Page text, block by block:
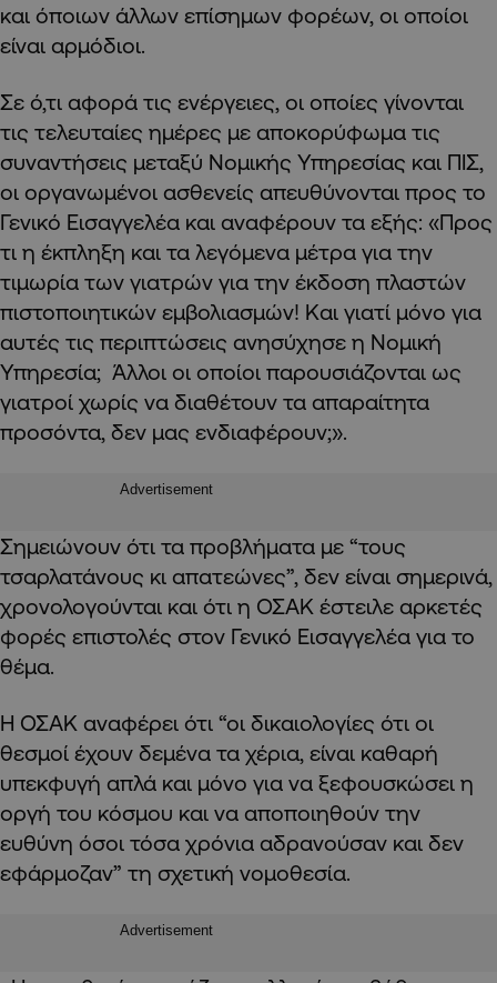
και όποιων άλλων επίσημων φορέων, οι οποίοι
είναι αρμόδιοι.
Σε ό,τι αφορά τις ενέργειες, οι οποίες γίνονται
τις τελευταίες ημέρες με αποκορύφωμα τις
συναντήσεις μεταξύ Νομικής Υπηρεσίας και ΠΙΣ,
οι οργανωμένοι ασθενείς απευθύνονται προς το
Γενικό Εισαγγελέα και αναφέρουν τα εξής: «Προς
τι η έκπληξη και τα λεγόμενα μέτρα για την
τιμωρία των γιατρών για την έκδοση πλαστών
πιστοποιητικών εμβολιασμών! Και γιατί μόνο για
αυτές τις περιπτώσεις ανησύχησε η Νομική
Υπηρεσία; Άλλοι οι οποίοι παρουσιάζονται ως
γιατροί χωρίς να διαθέτουν τα απαραίτητα
προσόντα, δεν μας ενδιαφέρουν;».
Advertisement
Σημειώνουν ότι τα προβλήματα με “τους
τσαρλατάνους κι απατεώνες”, δεν είναι σημερινά,
χρονολογούνται και ότι η ΟΣΑΚ έστειλε αρκετές
φορές επιστολές στον Γενικό Εισαγγελέα για το
θέμα.
Η ΟΣΑΚ αναφέρει ότι “οι δικαιολογίες ότι οι
θεσμοί έχουν δεμένα τα χέρια, είναι καθαρή
υπεκφυγή απλά και μόνο για να ξεφουσκώσει η
οργή του κόσμου και να αποποιηθούν την
ευθύνη όσοι τόσα χρόνια αδρανούσαν και δεν
εφάρμοζαν” τη σχετική νομοθεσία.
Advertisement